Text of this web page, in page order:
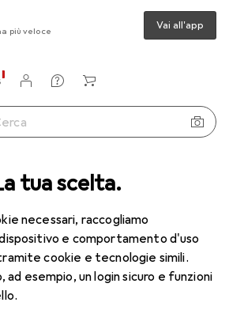
tua scelta.
necessari, raccogliamo
e comportamento d'uso
cookie e tecnologie simili.
esempio, un login sicuro e funzioni
più veloce Vai all'app
cliente
di confronto
dei desideri
Air Optix HydraGlyde per l'astigmatismo 6
1 Immagine
per